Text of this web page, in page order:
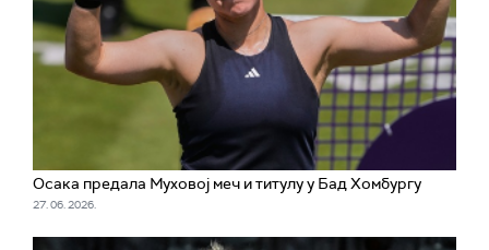
Осака предала Муховој меч и титулу у Бад Хомбургу
27. 06. 2026.